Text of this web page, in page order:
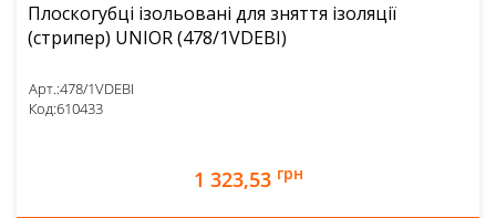
Плоскогубці ізольовані для зняття ізоляції
(стрипер) UNIOR (478/1VDEBI)
Арт.:478/1VDEBI
Код:610433
1 323,53 грн